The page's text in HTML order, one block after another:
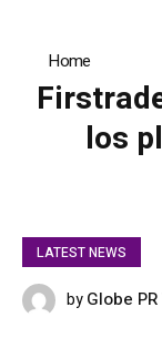
Home
los
LATEST NEWS
byGlobe